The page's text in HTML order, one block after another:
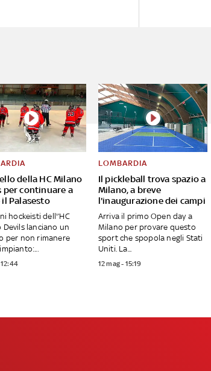
della HC Milano
per continuare a
il Palasesto
hockeisti dell'’HC
Devils lanciano un
per non rimanere
Il pickleball trova spazio a
Milano, a breve
l'inaugurazione dei campi
LOMBARDIA
Arriva il primo Open day a
Milano per provare questo
sport che spopola negli Stati
Uniti. La...
12 mag - 15:19